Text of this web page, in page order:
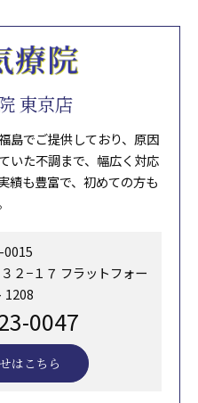
東京店
島でご提供しており、原因
いた不調まで、幅広く対応
績も豊富で、初めての方も
0015
２−１７ フラットフォー
1208
0047
はこちら